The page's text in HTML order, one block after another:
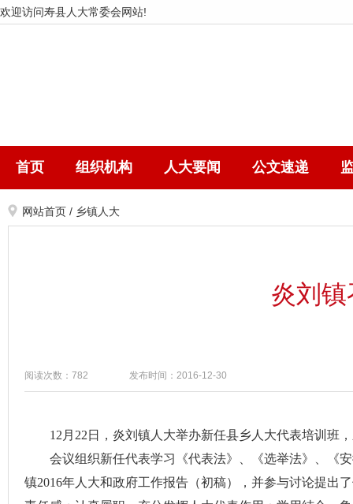
欢迎访问寿县人大常委会网站!
首页 组织机构 人大要闻 公文速递
网站首页 / 乡镇人大
炎刘
阅读次数：782 发布时间：2016-12-30
12月22日，炎刘镇人大举办新任县乡人大代表培训班，
会议组织新任代表学习《代表法》、《选举法》、《安
镇2016年人大和政府工作报告（初稿），并参与讨论提出